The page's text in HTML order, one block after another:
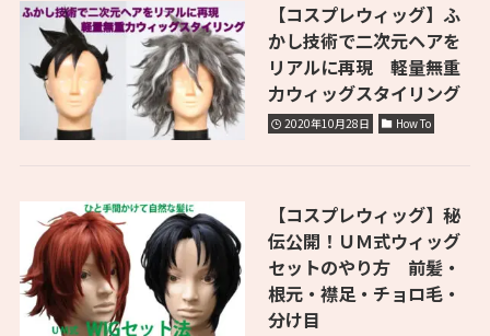
【コスプレウィッグ】ふ
かし技術で二次元ヘアを
リアルに再現 軽量無重
力ウィッグスタイリング
2020年10月28日 How To
【コスプレウィッグ】秘
伝公開！ＵＭ式ウィッグ
セットのやり方 前髪・
根元・襟足・チョロ毛・
分け目